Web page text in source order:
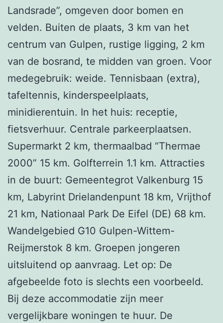
Landsrade”, omgeven door bomen en
velden. Buiten de plaats, 3 km van het
centrum van Gulpen, rustige ligging, 2 km
van de bosrand, te midden van groen. Voor
medegebruik: weide. Tennisbaan (extra),
tafeltennis, kinderspeelplaats,
minidierentuin. In het huis: receptie,
fietsverhuur. Centrale parkeerplaatsen.
Supermarkt 2 km, thermaalbad “Thermae
2000” 15 km. Golfterrein 1.1 km. Attracties
in de buurt: Gemeentegrot Valkenburg 15
km, Labyrint Drielandenpunt 18 km, Vrijthof
21 km, Nationaal Park De Eifel (DE) 68 km.
Wandelgebied G10 Gulpen-Wittem-
Reijmerstok 8 km. Groepen jongeren
uitsluitend op aanvraag. Let op: De
afgebeelde foto is slechts een voorbeeld.
Bij deze accommodatie zijn meer
vergelijkbare woningen te huur. De